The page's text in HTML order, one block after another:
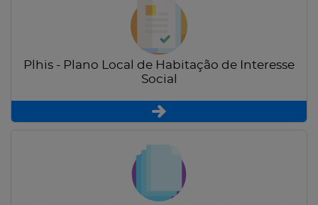
Plhis - Plano Local de Habitação de Interesse
Social